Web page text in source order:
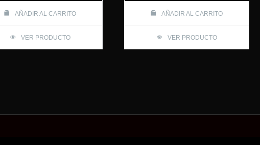
AÑADIR AL CARRITO
VER PRODUCTO
AÑADIR AL CARRITO
VER PRODUCTO